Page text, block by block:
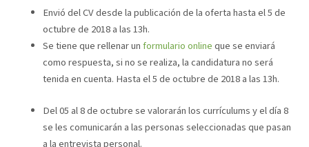
Envió del CV desde la publicación de la oferta hasta el 5 de
octubre de 2018 a las 13h.
Se tiene que rellenar unformulario onlineque se enviará
como respuesta, si no se realiza, la candidatura no será
tenida en cuenta. Hasta el 5 de octubre de 2018 a las 13h.
Del 05 al 8 de octubre se valorarán los currículums y el día 8
se les comunicarán a las personas seleccionadas que pasan
a la entrevista personal.